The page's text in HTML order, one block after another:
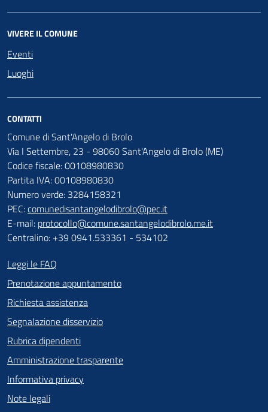
VIVERE IL COMUNE
Eventi
Luoghi
CONTATTI
Comune di Sant'Angelo di Brolo
Via I Settembre, 23 - 98060 Sant'Angelo di Brolo (ME)
Codice fiscale: 00108980830
Partita IVA: 00108980830
Numero verde: 3284158321
PEC:comunedisantangelodibrolo@pec.it
E-mail: protocollo@comune.santangelodibrolo.me.it
Centralino: +39 0941.533361 - 534102
Leggi le FAQ
Prenotazione appuntamento
Richiesta assistenza
Segnalazione disservizio
Rubrica dipendenti
Amministrazione trasparente
Informativa privacy
Note legali